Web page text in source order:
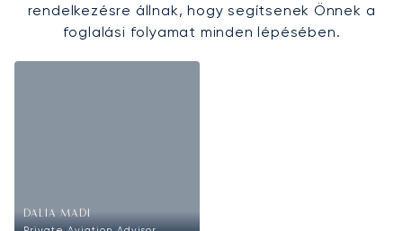
rendelkezésre állnak, hogy segítsenek Önnek a
foglalási folyamat minden lépésében.
DALIA MADI